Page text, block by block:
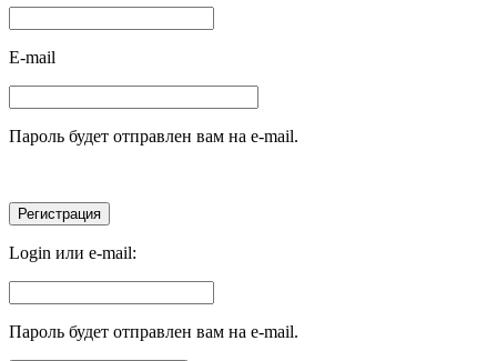
E-mail
Пароль будет отправлен вам на e-mail.
Login или e-mail:
Пароль будет отправлен вам на e-mail.